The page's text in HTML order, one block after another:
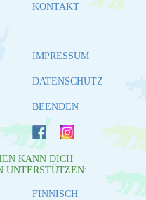
KONTAKT
IMPRESSUM
DATENSCHUTZ
BEENDEN
KANN DICH
UNTERSTÜTZEN:
FINNISCH